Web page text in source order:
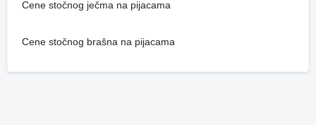
Cene stočnog ječma na pijacama
Cene stočnog brašna na pijacama